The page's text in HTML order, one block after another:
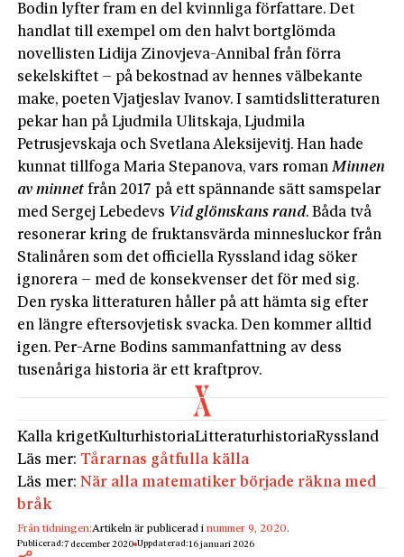
Bodin lyfter fram en del kvinnliga författare. Det
handlat till exempel om den halvt bortglömda
novellisten Lidija Zinovjeva-Annibal från förra
sekelskiftet – på bekostnad av hennes välbekante
make, poeten Vjatjeslav Ivanov. I samtidslitteraturen
pekar han på Ljudmila Ulitskaja, Ljudmila
Petrusjevskaja och Svetlana Aleksijevitj. Han hade
kunnat tillfoga Maria Stepanova, vars romanMinnen
av minnet från 2017 på ett spännande sätt samspelar
med Sergej Lebedevs Vid glömskans rand. Båda två
resonerar kring de fruktansvärda minnesluckor från
Stalinåren som det officiella Ryssland idag söker
ignorera – med de konsekvenser det för med sig.
Den ryska litteraturen håller på att hämta sig efter
en längre eftersovjetisk svacka. Den kommer alltid
igen. Per-Arne Bodins sammanfattning av dess
tusenåriga historia är ett kraftprov.
Kalla krigetKulturhistoriaLitteraturhistoriaRyssland
Läs mer:Tårarnas gåtfulla källa
Läs mer:När alla matematiker började räkna med
bråk
Från tidningen:Artikeln är publicerad inummer 9, 2020.
Publicerad:7 december 2020 Uppdaterad:16 januari 2026